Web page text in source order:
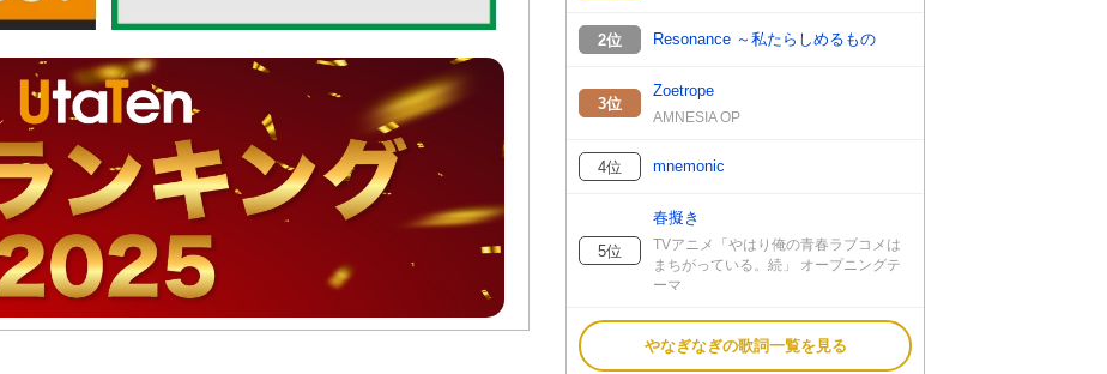
2位 Resonance ～私たらしめるもの
3位
Zoetrope
AMNESIA OP
4位 mnemonic
5位
春擬き
TVアニメ「やはり俺の青春ラブコメは
まちがっている。続」 オープニングテ
ーマ
やなぎなぎの歌詞一覧を見る